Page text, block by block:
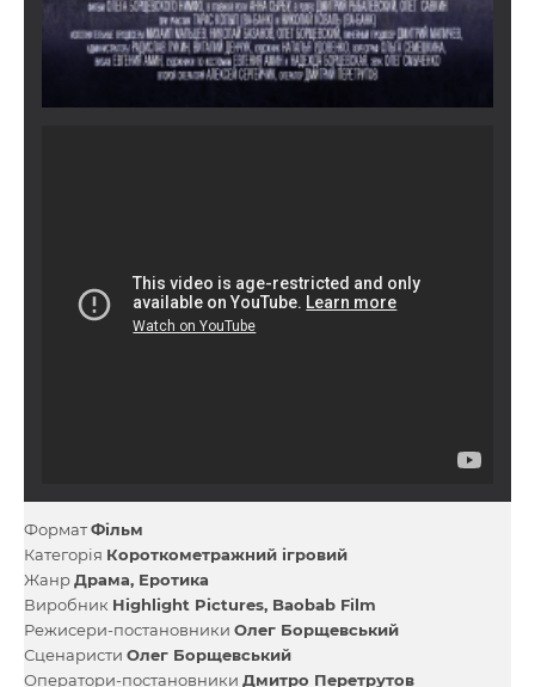
ФорматФільм
Категорія Короткометражний ігровий
ЖанрДрама Еротика
Виробник Highlight Pictures Baobab Film
Режисери-постановники Олег Борщевський
Сценаристи Олег Борщевський
Оператори-постановники Дмитро Перетрутов